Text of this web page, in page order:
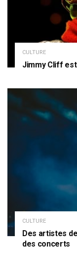
CULTURE
Jimmy Cliff
CULTURE
Des artistes
des concerts